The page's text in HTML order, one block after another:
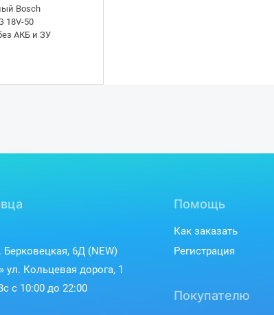
Bosch
18V-50
АКБ и ЗУ
6Д (NEW)
ул. Кольцевая дорога, 1
с 10:00 до 22:00
Помощь
Как заказать
Регистрация
Покупателю